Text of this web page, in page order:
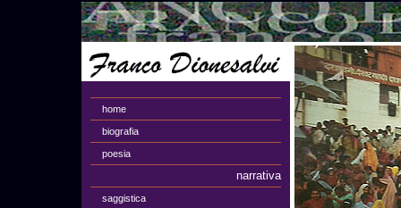
home
biografia
poesia
narrativa
saggistica